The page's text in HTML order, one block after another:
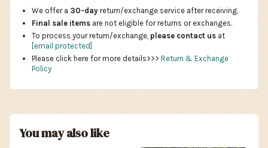
We offer a 30-day return/exchange service after receiving.
Final sale items are not eligible for returns or exchanges.
To process your return/exchange, please contact us at
[email protected]
Please click here for more details>>> Return & Exchange
Policy
You may also like